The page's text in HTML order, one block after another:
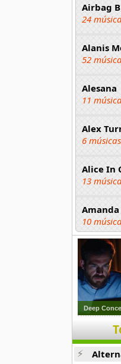
Airbag B
24
Alanis
52
Alesana
11
Alex
6
Alice In
13
10
Arctic
41
Art Brut
10
24
Deep